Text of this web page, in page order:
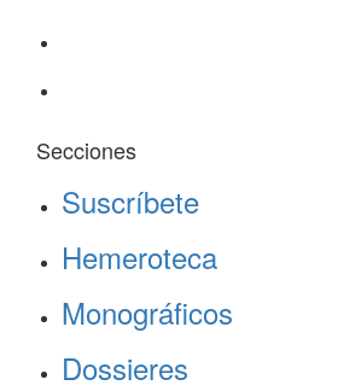
Secciones
Suscríbete
Hemeroteca
Monográficos
Dossieres